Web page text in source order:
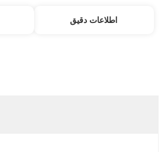
اطلاعات دقیق